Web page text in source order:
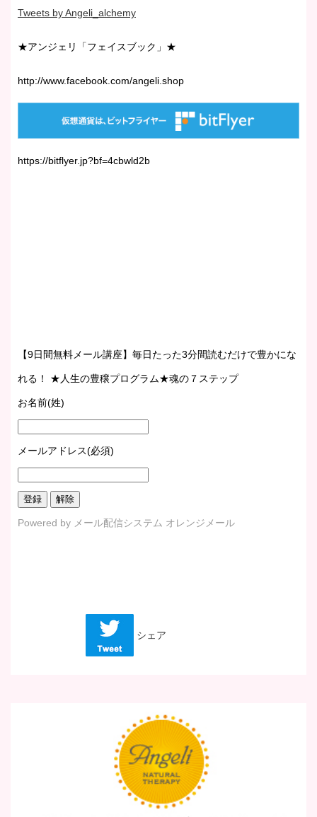
Tweets by Angeli_alchemy
★アンジェリ「フェイスブック」★
http://www.facebook.com/angeli.shop
https://bitflyer.jp?bf=4cbwld2b
【9日間無料メール講座】毎日たった3分間読むだけで豊かにな
れる！ ★人生の豊穣プログラム★魂の７ステップ
お名前(姓)
メールアドレス(必須)
Powered by メール配信システム オレンジメール
シェア